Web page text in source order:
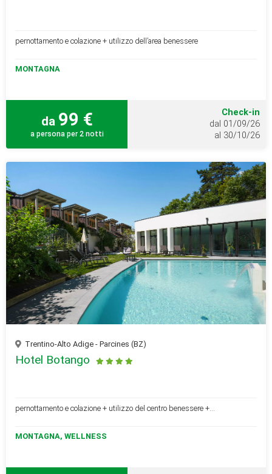
pernottamento e colazione + utilizzo dell’area benessere
MONTAGNA
da 99 €
a persona per 2 notti
Check-in
dal 01/09/26
al 30/10/26
Trentino-Alto Adige - Parcines (BZ)
Hotel Botango
pernottamento e colazione + utilizzo del centro benessere +...
MONTAGNA, WELLNESS